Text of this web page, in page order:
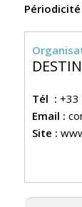
Périodicité
Tél : +33
Email :
Site :